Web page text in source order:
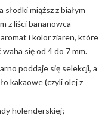
miąższ z białym
z liści bananowca
i kolor ziaren, które
się od 4 do 7 mm.
poddaje się selekcji, a
kakaowe (czyli olej z
holenderskiej;